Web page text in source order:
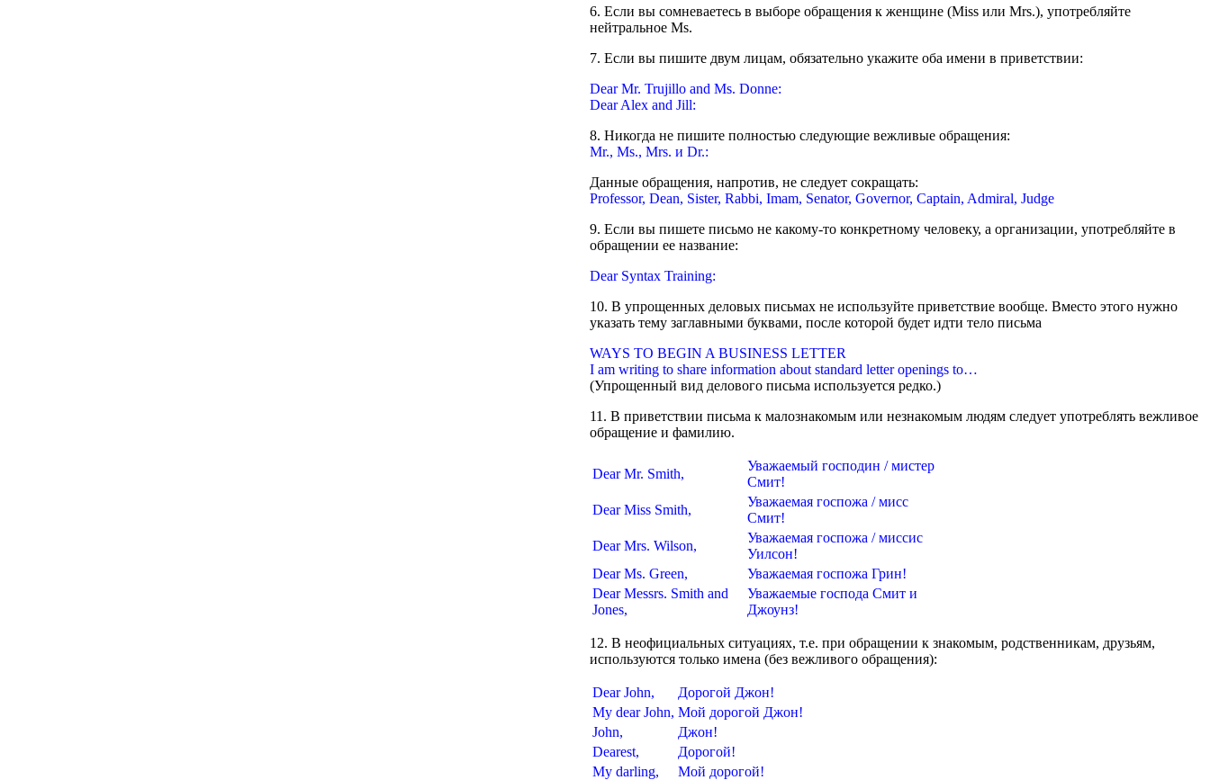
6. Если вы сомневаетесь в выборе обращения к женщине (Miss или Mrs.), употребляйте
нейтральное Ms.
7. Если вы пишите двум лицам, обязательно укажите оба имени в приветствии:
Dear Mr. Trujillo and Ms. Donne:
Dear Alex and Jill:
8. Никогда не пишите полностью следующие вежливые обращения:
Mr., Ms., Mrs. и Dr.:
Данные обращения, напротив, не следует сокращать:
Professor, Dean, Sister, Rabbi, Imam, Senator, Governor, Captain, Admiral, Judge
9. Если вы пишете письмо не какому-то конкретному человеку, а организации, употребляйте в
обращении ее название:
Dear Syntax Training:
10. В упрощенных деловых письмах не используйте приветствие вообще. Вместо этого нужно
указать тему заглавными буквами, после которой будет идти тело письма
WAYS TO BEGIN A BUSINESS LETTER
I am writing to share information about standard letter openings to…
(Упрощенный вид делового письма используется редко.)
11. В приветствии письма к малознакомым или незнакомым людям следует употреблять вежливое
обращение и фамилию.
Dear Mr. Smith,
Уважаемый господин / мистер
Смит!
Dear Miss Smith,
Уважаемая госпожа / мисс
Смит!
Dear Mrs. Wilson,
Уважаемая госпожа / миссис
Уилсон!
Dear Ms. Green,
Уважаемая госпожа Грин!
Dear Messrs. Smith and
Jones,
Уважаемые господа Смит и
Джоунз!
12. В неофициальных ситуациях, т.е. при обращении к знакомым, родственникам, друзьям,
используются только имена (без вежливого обращения):
Dear John,
Дорогой Джон!
My dear John, Мой дорогой Джон!
John,
Джон!
Dearest,
Дорогой!
My darling,
Мой дорогой!